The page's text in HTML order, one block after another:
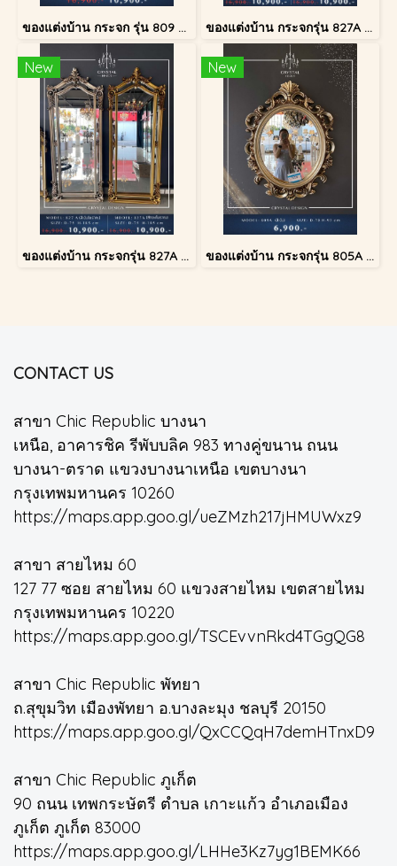
ของแต่งบ้าน กระจก รุ่น 809 สีทองโบราณ ของแต่งบ้าน กระจกรุ่น 827A สีเงินโบราณ
New
ของแต่งบ้าน กระจกรุ่น 827A สีทองโบราณ
New
ของแต่งบ้าน กระจกรุ่น 805A สีเงินโบราณ
CONTACT US
สาขา Chic Republic บางนา
เหนือ, อาคารชิค รีพับบลิค 983 ทางคู่ขนาน ถนน
บางนา-ตราด แขวงบางนาเหนือ เขตบางนา
กรุงเทพมหานคร 10260
https://maps.app.goo.gl/ueZMzh217jHMUWxz9
สาขา สายไหม 60
127 77 ซอย สายไหม 60 แขวงสายไหม เขตสายไหม
กรุงเทพมหานคร 10220
https://maps.app.goo.gl/TSCEvvnRkd4TGgQG8
สาขา Chic Republic พัทยา
ถ.สุขุมวิท เมืองพัทยา อ.บางละมุง ชลบุรี 20150
https://maps.app.goo.gl/QxCCQqH7demHTnxD9
สาขา Chic Republic ภูเก็ต
90 ถนน เทพกระษัตรี ตำบล เกาะแก้ว อำเภอเมือง
ภูเก็ต ภูเก็ต 83000
https://maps.app.goo.gl/LHHe3Kz7yg1BEMK66